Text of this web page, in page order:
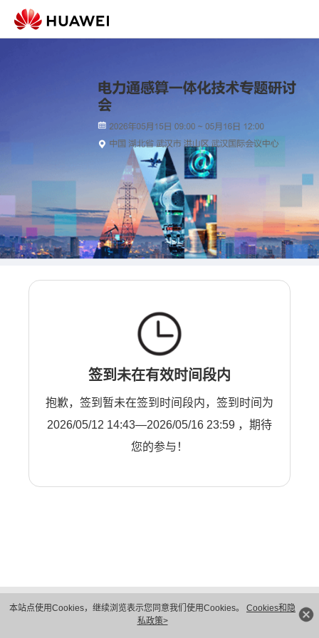
本站点使用Cookies，继续浏览表示您同意我们使用Cookies。 Cookies和隐
私政策>
签到未在有效时间段内
抱歉，签到暂未在签到时间段内，签到时间为
2026/05/12 14:43—2026/05/16 23:59 ，期待
您的参与！
隐私保护
法律声明